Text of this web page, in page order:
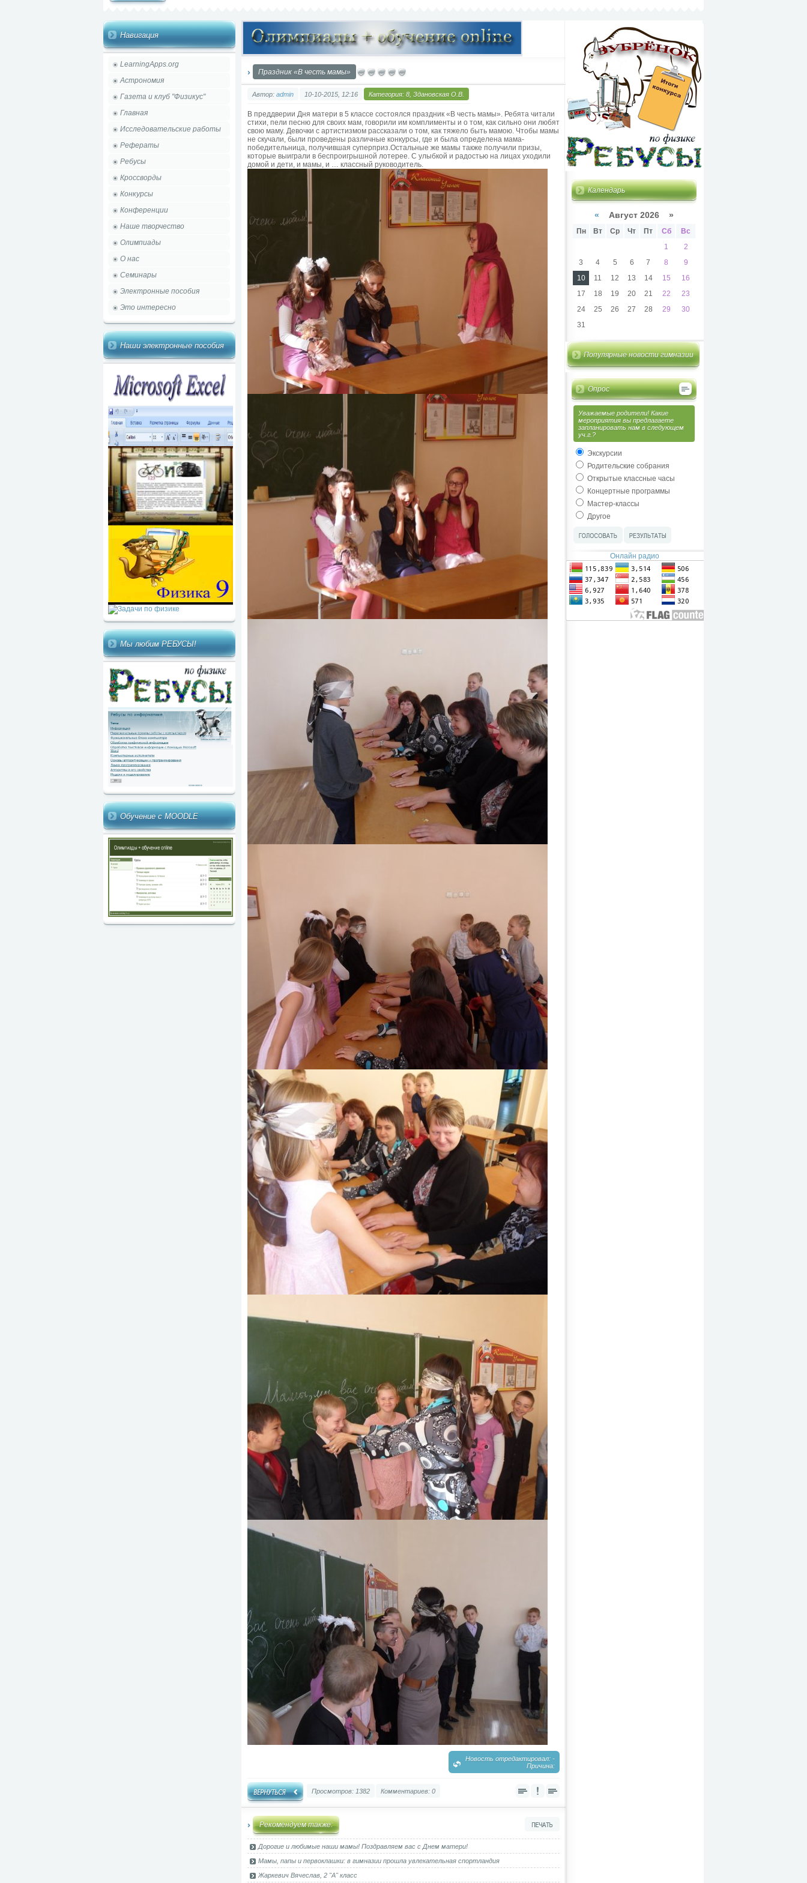
Навигация
LearningApps.org
Астрономия
Газета и клуб "Физикус"
Главная
Исследовательские работы
Рефераты
Ребусы
Кроссворды
Конкурсы
Конференции
Наше творчество
Олимпиады
О нас
Семинары
Электронные пособия
Это интересно
Наши электронные пособия
Мы любим РЕБУСЫ!
Обучение с MOODLE
Праздник «В честь мамы»
Автор: admin 10-10-2015, 12:16 Категория: 8, Здановская О.В.
В преддверии Дня матери в 5 классе состоялся праздник «В честь мамы». Ребята читали
стихи, пели песню для своих мам, говорили им комплименты и о том, как сильно они любят
свою маму. Девочки с артистизмом рассказали о том, как тяжело быть мамою. Чтобы мамы
не скучали, были проведены различные конкурсы, где и была определена мама-
победительница, получившая суперприз.Остальные же мамы также получили призы,
которые выиграли в беспроигрышной лотерее. С улыбкой и радостью на лицах уходили
домой и дети, и мамы, и … классный руководитель.
Новость отредактировал: -
Причина:
Просмотров: 1382 Комментариев: 0
Рекомендуем также:
Дорогие и любимые наши мамы! Поздравляем вас с Днем матери!
Мамы, папы и первоклашки: в гимназии прошла увлекательная спортландия
Жаркевич Вячеслав, 2 "А" класс
Календарь
« Август 2026 »
Пн Вт Ср Чт Пт Сб
Вс
1
2
3
4 5 6 7 8
9
10
11 12 13 14 15
16
17
18 19 20 21 22
23
24
25 26 27 28 29
30
31
Популярные новости гимназии
Опрос
Уважаемые родители! Какие
мероприятия вы предлагаете
запланировать нам в следующем
уч.г.?
Экскурсии
Родительские собрания
Открытые классные часы
Концертные программы
Мастер-классы
Другое
Онлайн радио